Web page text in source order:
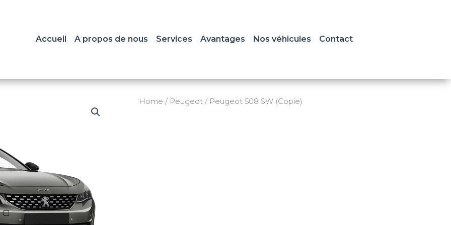
Accueil A propos de nous Services Avantages Nos véhicules Contact
Home / Peugeot / Peugeot 508 SW (Copie)